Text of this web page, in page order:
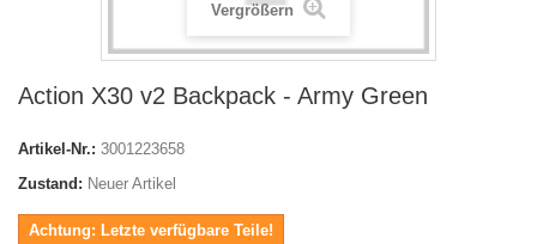
Vergrößern
Action X30 v2 Backpack - Army Green
Artikel-Nr.: 3001223658
Zustand: Neuer Artikel
Achtung: Letzte verfügbare Teile!